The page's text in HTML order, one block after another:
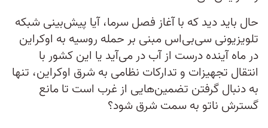
حال باید دید که با آغاز فصل سرما، آیا پیش‌بینی شبکه
تلویزیونی سی‌بی‌اس مبنی بر حمله روسیه به اوکراین
در ماه آینده درست از آب در می‌آید یا این کشور با
انتقال تجهیزات و تدارکات نظامی به شرق اوکراین، تنها
به دنبال گرفتن تضمین‌هایی از غرب است تا مانع
گسترش ناتو به سمت شرق شود؟